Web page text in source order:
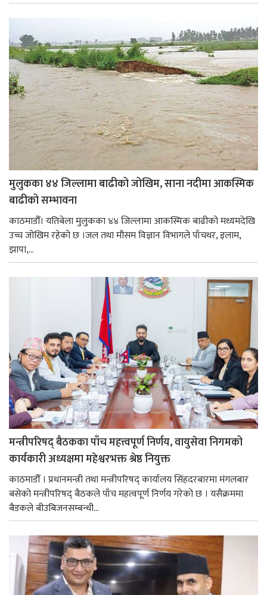
मुलुकका ४४ जिल्लामा बाढीको जोखिम, साना नदीमा आकस्मिक
बाढीको सम्भावना
काठमाडौँ। यतिबेला मुलुकका ४४ जिल्लामा आकस्मिक बाढीको मध्यमदेखि
उच्च जोखिम रहेको छ ।जल तथा मौसम विज्ञान विभागले पाँचथर, इलाम,
झापा,...
मन्त्रीपरिषद् बैठकका पाँच महत्त्वपूर्ण निर्णय, वायुसेवा निगमको
कार्यकारी अध्यक्षमा महेश्वरभक्त श्रेष्ठ नियुक्त
काठमाडौँ । प्रधानमन्त्री तथा मन्त्रीपरिषद् कार्यालय सिंहदरबारमा मंगलबार
बसेको मन्त्रीपरिषद् बैठकले पाँच महत्वपूर्ण निर्णय गरेको छ । यसैक्रममा
बैडकले बीउबिजनसम्बन्धी...